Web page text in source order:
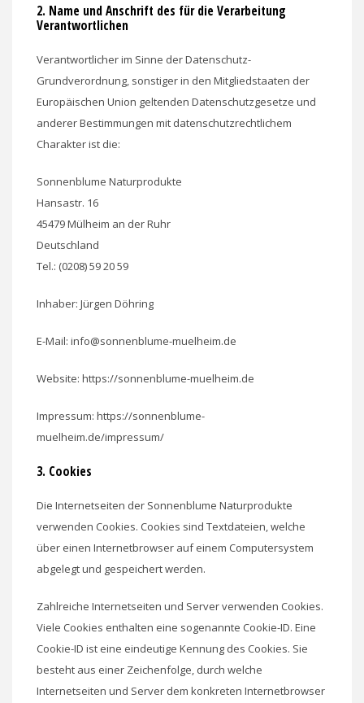
2. Name und Anschrift des für die Verarbeitung
Verantwortlichen
Verantwortlicher im Sinne der Datenschutz-
Grundverordnung, sonstiger in den Mitgliedstaaten der
Europäischen Union geltenden Datenschutzgesetze und
anderer Bestimmungen mit datenschutzrechtlichem
Charakter ist die:
Sonnenblume Naturprodukte
Hansastr. 16
45479 Mülheim an der Ruhr
Deutschland
Tel.: (0208) 59 20 59
Inhaber: Jürgen Döhring
E-Mail: info@sonnenblume-muelheim.de
Website: https://sonnenblume-muelheim.de
Impressum: https://sonnenblume-
muelheim.de/impressum/
3. Cookies
Die Internetseiten der Sonnenblume Naturprodukte
verwenden Cookies. Cookies sind Textdateien, welche
über einen Internetbrowser auf einem Computersystem
abgelegt und gespeichert werden.
Zahlreiche Internetseiten und Server verwenden Cookies.
Viele Cookies enthalten eine sogenannte Cookie-ID. Eine
Cookie-ID ist eine eindeutige Kennung des Cookies. Sie
besteht aus einer Zeichenfolge, durch welche
Internetseiten und Server dem konkreten Internetbrowser